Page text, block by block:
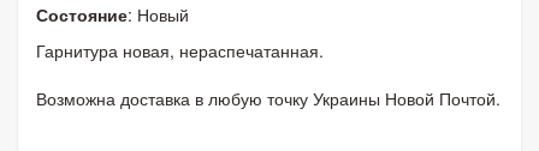
Состояние: Новый
Гарнитура новая, нераспечатанная.
Возможна доставка в любую точку Украины Новой Почтой.